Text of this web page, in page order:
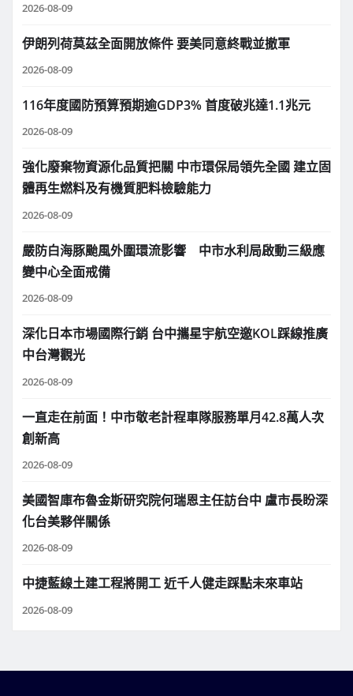
2026-08-09
伊朗列荷莫茲全面開放條件 要美同意終戰並撤軍
2026-08-09
116年度國防預算預期逾GDP3% 首度破兆達1.1兆元
2026-08-09
強化廢棄物資源化品質把關 中市環保局領先全國 建立固
體再生燃料及有機質肥料檢驗能力
2026-08-09
嚴防白海豚颱風外圍環流影響 中市水利局啟動三級應
變中心全面戒備
2026-08-09
深化日本市場國際行銷 台中攜星宇航空邀KOL踩線推廣
中台灣觀光
2026-08-09
一直走在前面！中市敬老計程車隊服務單月42.8萬人次
創新高
2026-08-09
美國智庫布魯金斯研究院何瑞恩主任訪台中 盧市長盼深
化台美夥伴關係
2026-08-09
中捷藍線土建工程將開工 近千人健走踩點未來車站
2026-08-09